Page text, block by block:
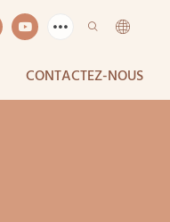
CONTACTEZ-NOUS